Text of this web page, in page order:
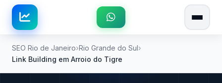
SEO Rio de Janeiro Rio Grande do Sul
Link Building em Arroio do Tigre